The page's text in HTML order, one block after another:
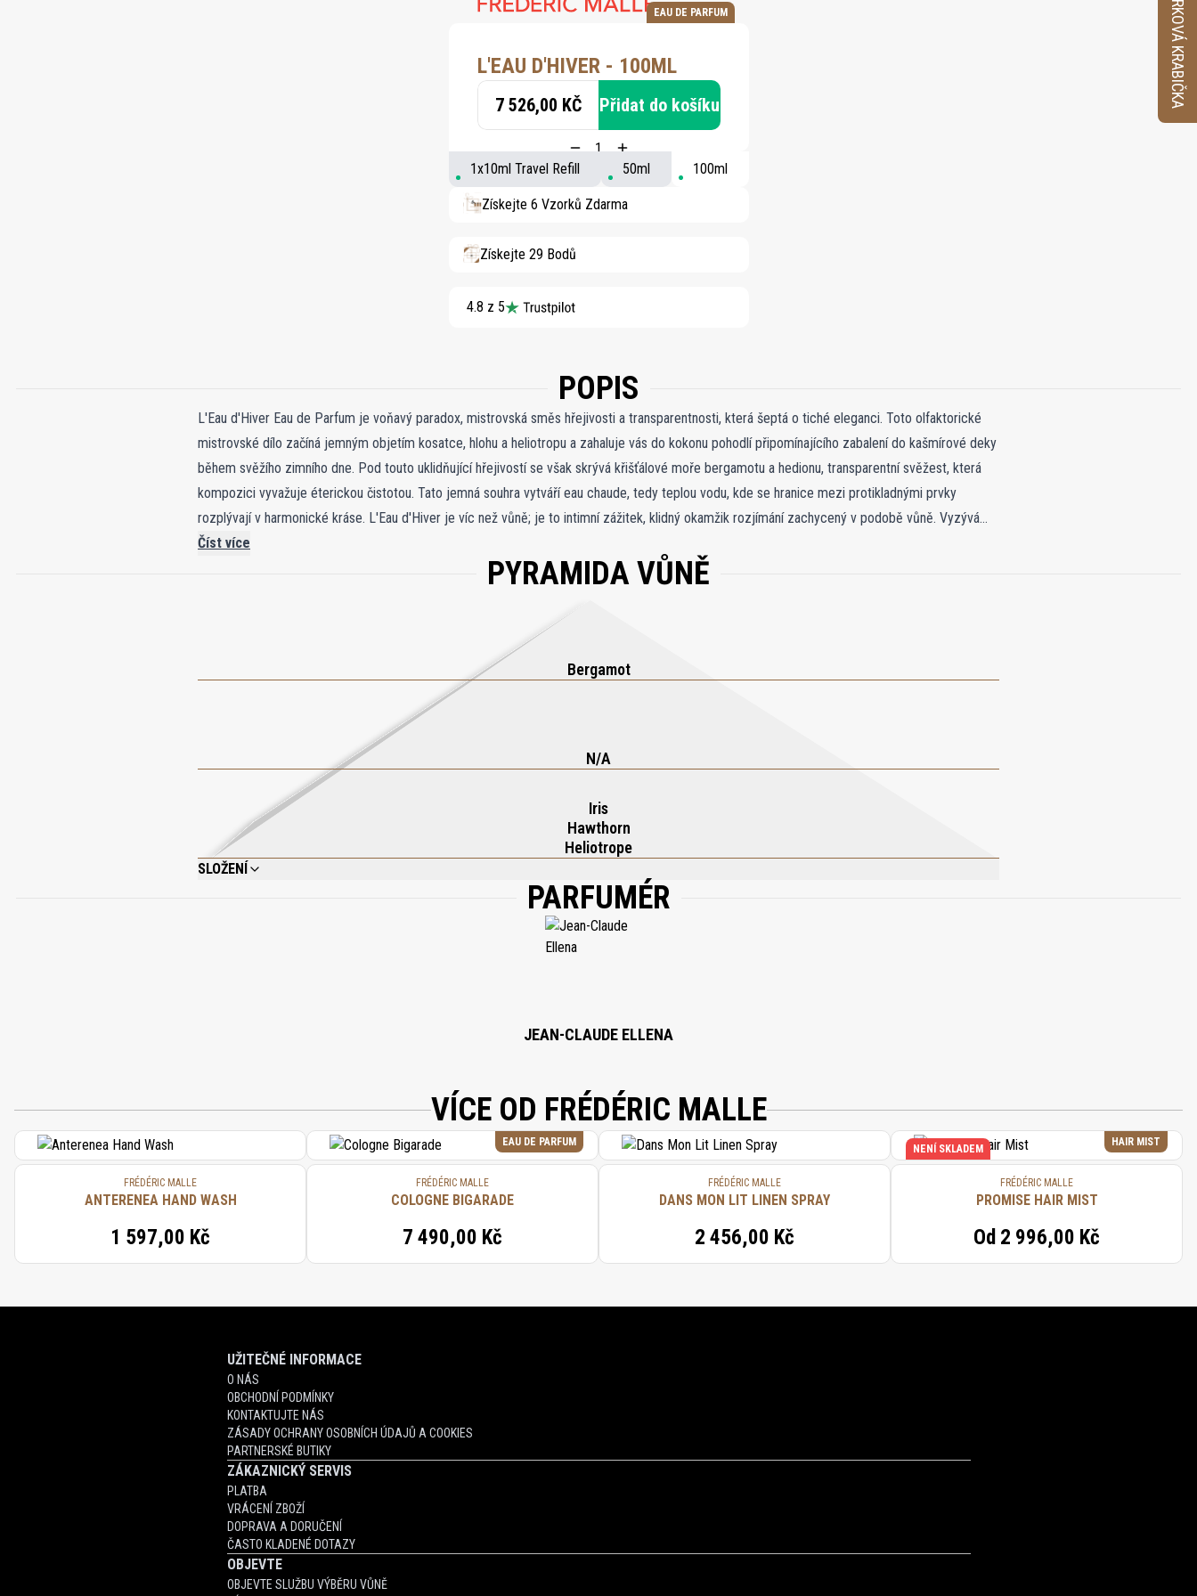
EAU DE PARFUM
L'EAU D'HIVER - 100ML
7 526,00 KČ Přidat do košíku
1x10ml Travel Refill 50ml 100ml
Získejte 6 Vzorků Zdarma
Získejte 29 Bodů
4.8 z 5
POPIS
L'Eau d'Hiver Eau de Parfum je voňavý paradox, mistrovská směs hřejivosti a transparentnosti, která šeptá o tiché eleganci. Toto olfaktorické
mistrovské dílo začíná jemným objetím kosatce, hlohu a heliotropu a zahaluje vás do kokonu pohodlí připomínajícího zabalení do kašmírové deky
během svěžího zimního dne. Pod touto uklidňující hřejivostí se však skrývá křišťálové moře bergamotu a hedionu, transparentní svěžest, která
kompozici vyvažuje éterickou čistotou. Tato jemná souhra vytváří eau chaude, tedy teplou vodu, kde se hranice mezi protikladnými prvky
rozplývají v harmonické kráse. L'Eau d'Hiver je víc než vůně; je to intimní zážitek, klidný okamžik rozjímání zachycený v podobě vůně. Vyzývá
vás, abyste se ponořili do její tiché duality, kde hřejivost a světlo existují bok po boku a evokují pocit nadčasového komfortu a nenápadné
Číst více
PYRAMIDA VŮNĚ
Bergamot
N/A
Iris
Hawthorn
Heliotrope
SLOŽENÍ
ALCOHOL DENAT., WATER\AQUA\EAU, FRAGRANCE (PARFUM), LIMONENE, HYDROXYCITRONELLAL, LINALOOL, BENZYL SALICYLATE, COUMARIN, ISOEUGENOL,
PARFUMÉR
JEAN-CLAUDE ELLENA
VÍCE OD FRÉDÉRIC MALLE
FRÉDÉRIC MALLE
ANTERENEA HAND WASH
1 597,00 Kč
EAU DE PARFUM
FRÉDÉRIC MALLE
COLOGNE BIGARADE
7 490,00 Kč
FRÉDÉRIC MALLE
DANS MON LIT LINEN SPRAY
2 456,00 Kč
HAIR MIST
NENÍ SKLADEM
FRÉDÉRIC MALLE
PROMISE HAIR MIST
Od 2 996,00 Kč
UŽITEČNÉ INFORMACE
O NÁS
OBCHODNÍ PODMÍNKY
KONTAKTUJTE NÁS
ZÁSADY OCHRANY OSOBNÍCH ÚDAJŮ A COOKIES
PARTNERSKÉ BUTIKY
ZÁKAZNICKÝ SERVIS
PLATBA
VRÁCENÍ ZBOŽÍ
DOPRAVA A DORUČENÍ
ČASTO KLADENÉ DOTAZY
OBJEVTE
OBJEVTE SLUŽBU VÝBĚRU VŮNĚ
VZORKOVÁ KRABIČKA